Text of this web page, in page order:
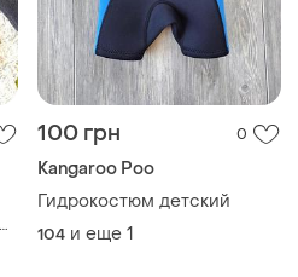
100 грн 0
Kangaroo Poo
Гидрокостюм детский
104 и еще 1